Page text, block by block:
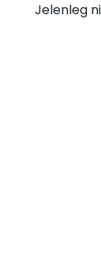
Jelenleg